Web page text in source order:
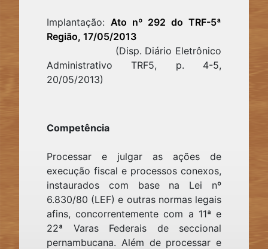
Implantação: Ato nº 292 do TRF-5ª
Região, 17/05/2013
(Disp. Diário Eletrônico
Administrativo TRF5, p. 4-5,
20/05/2013)
Competência
Processar e julgar as ações de
execução fiscal e processos conexos,
instaurados com base na Lei nº
6.830/80 (LEF) e outras normas legais
afins, concorrentemente com a 11ª e
22ª Varas Federais de seccional
pernambucana. Além de processar e